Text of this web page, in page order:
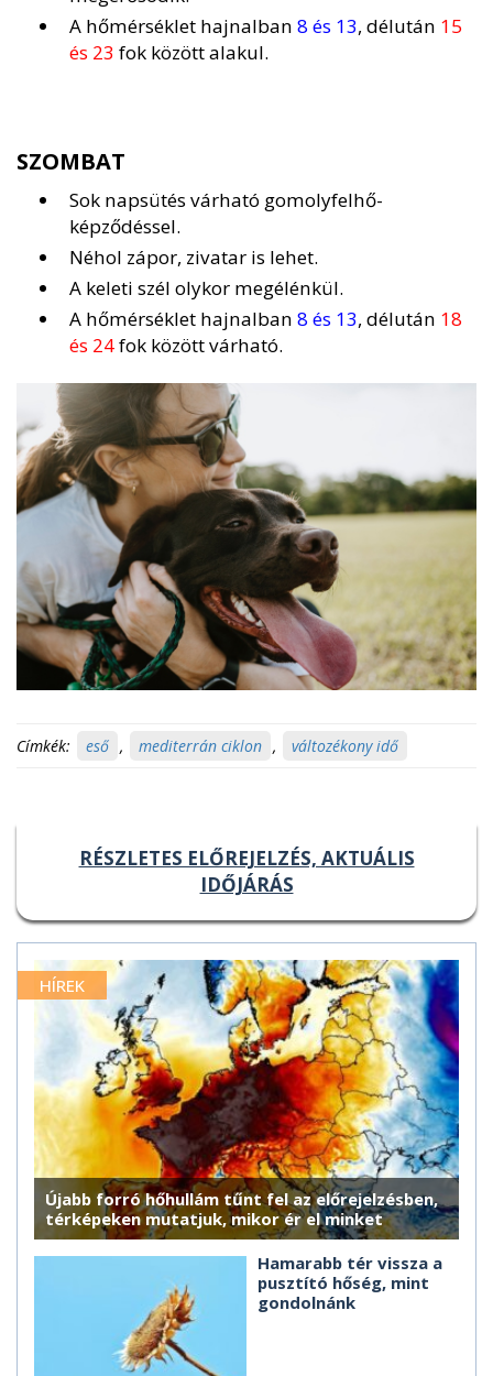
A hőmérséklet hajnalban 8 és 13, délután 15
és 23 fok között alakul.
SZOMBAT
Sok napsütés várható gomolyfelhő-
képződéssel.
Néhol zápor, zivatar is lehet.
A keleti szél olykor megélénkül.
A hőmérséklet hajnalban 8 és 13, délután 18
és 24fok között várható.
Címkék: eső , mediterrán ciklon , változékony idő
RÉSZLETES ELŐREJELZÉS, AKTUÁLIS
IDŐJÁRÁS
HÍREK
Újabb forró hőhullám tűnt fel az előrejelzésben,
térképeken mutatjuk, mikor ér el minket
Hamarabb tér vissza a
pusztító hőség, mint
gondolnánk